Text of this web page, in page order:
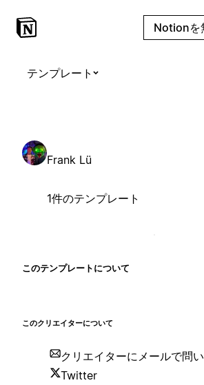
Notionを
テンプレート
Frank Lü
1件のテンプレート
このテンプレートについて
このクリエイターについて
クリエイターにメールで問
Twitter